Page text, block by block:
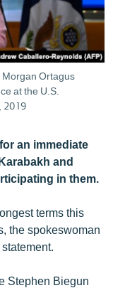
Ortagus
at the U.S.
2019
an immediate
and
in them.
terms this
the spokeswoman
Stephen Biegun